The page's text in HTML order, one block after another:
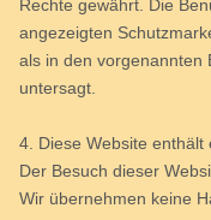
Rechte gewährt. Die
angezeigten
als in den vorgenannten
untersagt.
4. Diese Website enthält
Der Besuch dieser
Wir übernehmen keine